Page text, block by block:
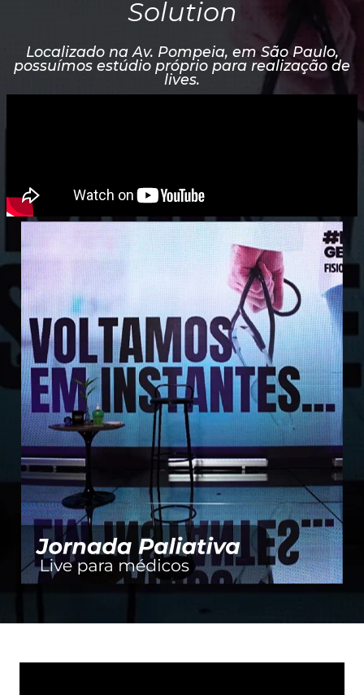
Solution
Localizado na Av. Pompeia, em São Paulo,
possuímos estúdio próprio para realização de
lives.